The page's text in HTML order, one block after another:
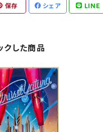
保存 シェア LINE
クした商品